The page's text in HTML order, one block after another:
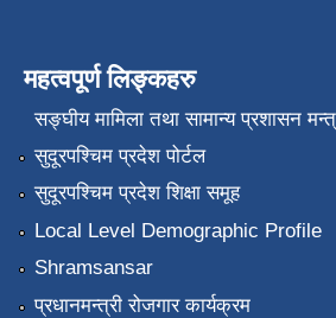
महत्वपूर्ण लिङ्कहरु
सङ्‍घीय मामिला तथा सामान्य प्रशासन
सुदूरपश्चिम प्रदेश पोर्टल
सुदूरपश्चिम प्रदेश शिक्षा समूह
Local Level Demographic Profile
Shramsansar
प्रधानमन्त्री रोजगार कार्यक्रम